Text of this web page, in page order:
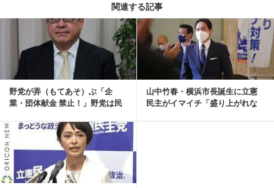
関連する記事
野党が弄（もてあそ）ぶ「企
業・団体献金 禁止！」野党は民
山中竹春・横浜市長誕生に立憲
民主がイマイチ「盛り上がれな
記事を読む
記事を読む